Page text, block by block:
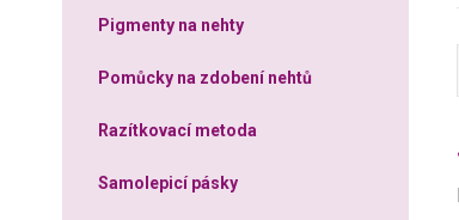
Pigmenty na nehty
Pomůcky na zdobení nehtů
Razítkovací metoda
Samolepicí pásky